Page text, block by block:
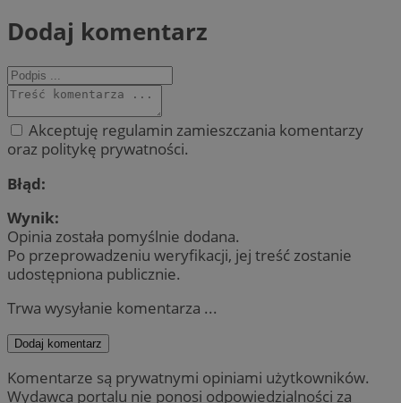
Dodaj komentarz
Akceptuję regulamin zamieszczania komentarzy
oraz politykę prywatności.
Błąd:
Wynik:
Opinia została pomyślnie dodana.
Po przeprowadzeniu weryfikacji, jej treść zostanie
udostępniona publicznie.
Trwa wysyłanie komentarza ...
Dodaj komentarz
Komentarze są prywatnymi opiniami użytkowników.
Wydawca portalu nie ponosi odpowiedzialności za